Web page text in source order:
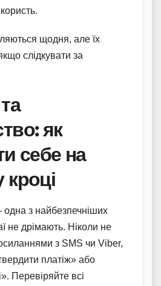
щодня, але їх
слідкувати за
як
себе на
з найбезпечніших
не дрімають. Ніколи не
з SMS чи Viber,
платіж» або
Перевіряйте всі